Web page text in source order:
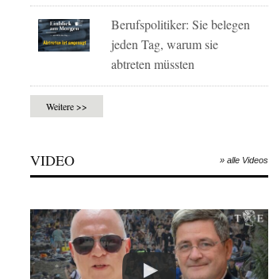
Berufspolitiker: Sie belegen
jeden Tag, warum sie
abtreten müssten
Weitere >>
VIDEO » alle Videos